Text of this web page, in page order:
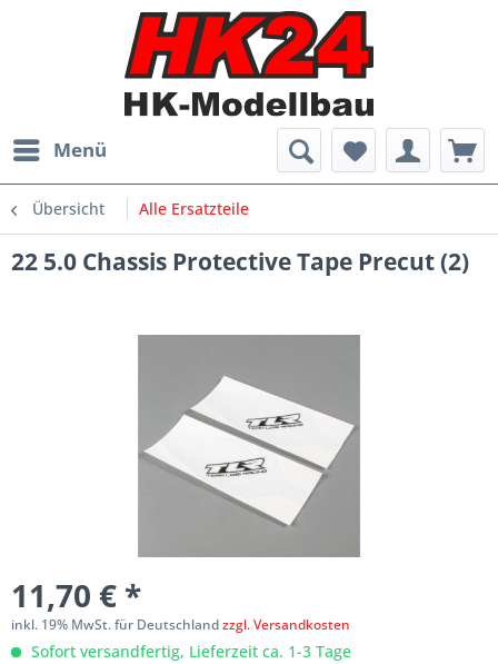
Menü
Übersicht Alle Ersatzteile
22 5.0 Chassis Protective Tape Precut (2)
11,70 € *
inkl. 19% MwSt. für Deutschlandzzgl. Versandkosten
Sofort versandfertig, Lieferzeit ca. 1-3 Tage